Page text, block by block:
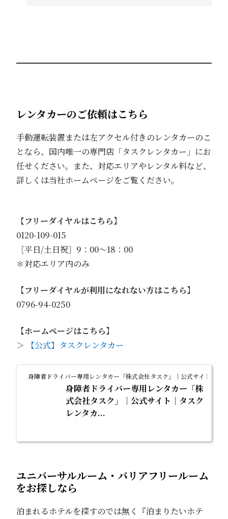
レンタカーのご依頼はこちら
手動運転装置または左アクセル付きのレンタカーのこ
となら、国内唯一の専門店「タスクレンタカー」にお
任せください。また、対応エリアやレンタル料など、
詳しくは当社ホームページをご覧ください。
【フリーダイヤルはこちら】
0120-109-015
［平日/土日祝］9：00～18：00
＊対応エリア内のみ
【フリーダイヤルが利用になれない方はこちら】
0796-94-0250
【ホームページはこちら】
＞
【公式】タスクレンタカー
身障者ドライバー専用レンタカー「株式会社タスク」｜公式サイト｜
身障者ドライバー専用レンタカー「株
式会社タスク」｜公式サイト｜タスク
レンタカ...
ユニバーサルルーム・バリアフリールーム
をお探しなら
泊まれるホテルを探すのでは無く『泊まりたいホテ